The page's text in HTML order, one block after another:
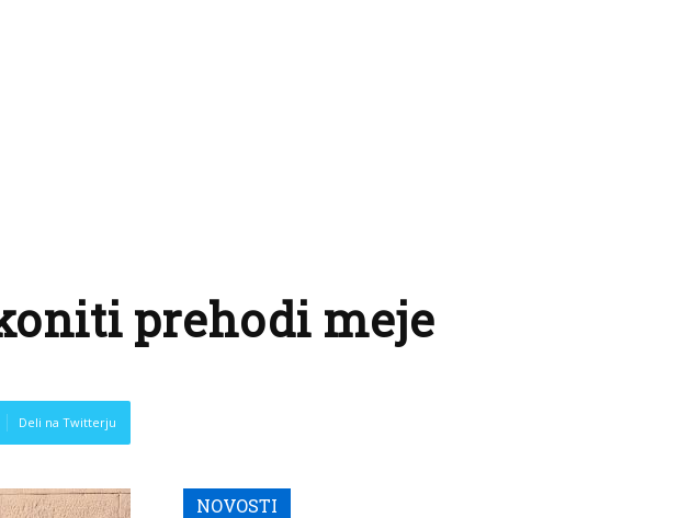
prehodi meje
Deli na Twitterju
NOVOSTI